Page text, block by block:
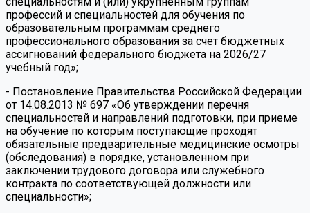
профессий и специальностей для обучения по
образовательным программам среднего
профессионального образования за счет бюджетных
ассигнований федерального бюджета на 2026/27
учебный год»;
- Постановление Правительства Российской Федерации
от 14.08.2013 № 697 «Об утверждении перечня
специальностей и направлений подготовки, при приеме
на обучение по которым поступающие проходят
обязательные предварительные медицинские осмотры
(обследования) в порядке, установленном при
заключении трудового договора или служебного
контракта по соответствующей должности или
специальности»;